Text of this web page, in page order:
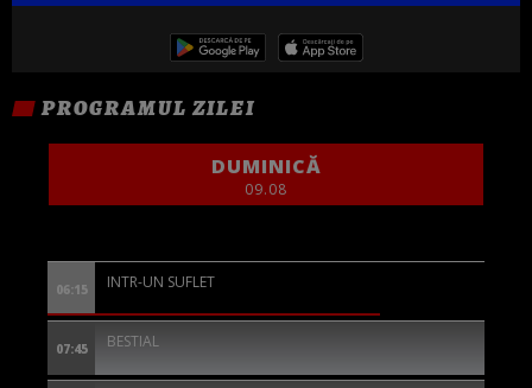
PROGRAMUL ZILEI
DUMINICĂ
09.08
06:15 INTR-UN SUFLET
07:45 BESTIAL